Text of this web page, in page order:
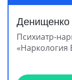
Денищенко
Психиатр-
«Наркология